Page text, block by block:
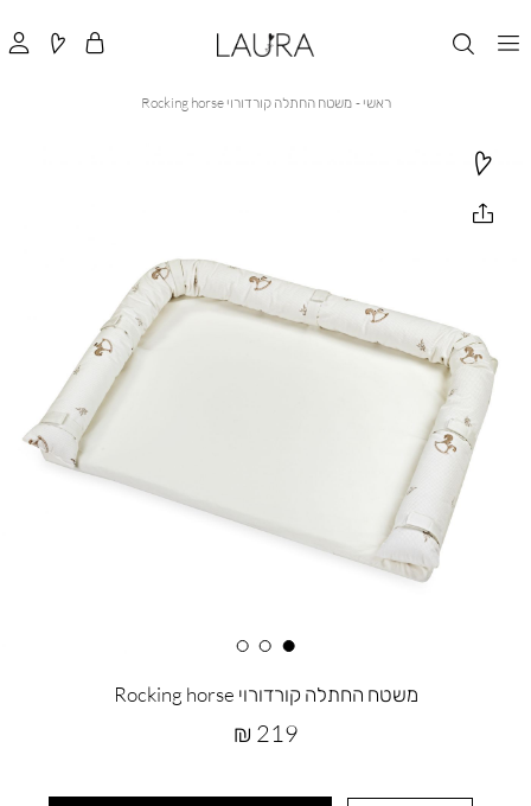
ראשי ראשי
משטח החתלה קורדורוי Rocking horse
משטח החתלה קורדורוי Rocking horse
מחיר
219 ₪